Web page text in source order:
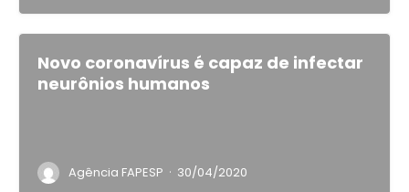
Novo coronavírus é capaz de infectar
neurônios humanos
Agência FAPESP · 30/04/2020